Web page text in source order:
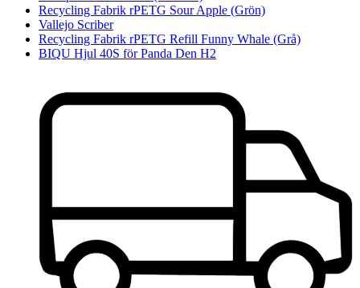
Recycling Fabrik rPETG Sour Apple (Grön)
Vallejo Scriber
Recycling Fabrik rPETG Refill Funny Whale (Grå)
BIQU Hjul 40S för Panda Den H2